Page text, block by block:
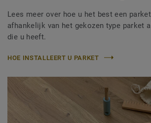
Lees meer over hoe u het best een
afhankelijk van het gekozen type parket
die u heeft.
HOE INSTALLEERT U PARKET